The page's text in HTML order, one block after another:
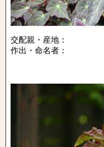
交配親・産地：
作出・命名者：